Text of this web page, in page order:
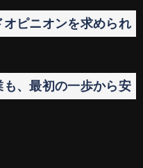
ピニオンを求められ
、最初の一歩から安